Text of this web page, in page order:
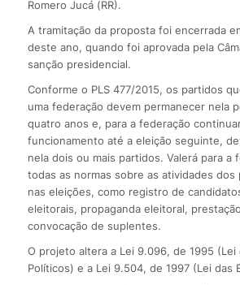
Romero Jucá (RR).
A tramitação da proposta foi encerrada
deste ano, quando foi aprovada pela
sanção presidencial.
Conforme o PLS 477/2015, os partidos
uma federação devem permanecer nela
quatro anos e, para a federação
funcionamento até a eleição seguinte,
nela dois ou mais partidos. Valerá para a
todas as normas sobre as atividades
nas eleições, como registro de
eleitorais, propaganda eleitoral,
convocação de suplentes.
O projeto altera a Lei 9.096, de 1995 (Lei
Políticos) e a Lei 9.504, de 1997 (Lei das